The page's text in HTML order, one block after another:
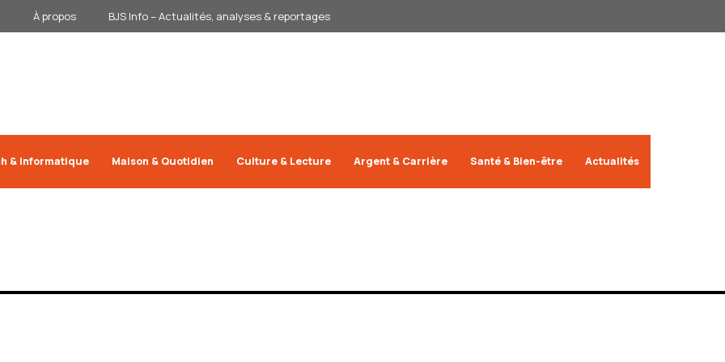
À propos BJS Info – Actualités, analyses & reportages
& Informatique Maison & Quotidien Culture & Lecture Argent & Carrière Santé & Bien-être Actualités